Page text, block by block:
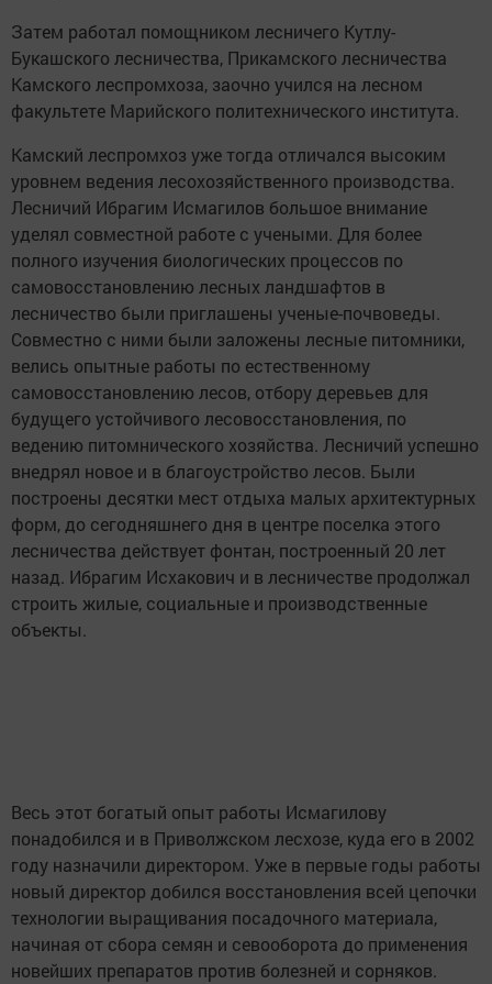
Затем работал помощником лесничего Кутлу-
Букашского лесничества, Прикамского лесничества
Камского леспромхоза, заочно учился на лесном
факультете Марийского политехнического института.
Камский леспромхоз уже тогда отличался высоким
уровнем ведения лесохозяйственного производства.
Лесничий Ибрагим Исмагилов большое внимание
уделял совместной работе с учеными. Для более
полного изучения биологических процессов по
самовосстановлению лесных ландшафтов в
лесничество были приглашены ученые-почвоведы.
Совместно с ними были заложены лесные питомники,
велись опытные работы по естественному
самовосстановлению лесов, отбору деревьев для
будущего устойчивого лесовосстановления, по
ведению питомнического хозяйства. Лесничий успешно
внедрял новое и в благоустройство лесов. Были
построены десятки мест отдыха малых архитектурных
форм, до сегодняшнего дня в центре поселка этого
лесничества действует фонтан, построенный 20 лет
назад. Ибрагим Исхакович и в лесничестве продолжал
строить жилые, социальные и производственные
объекты.
Весь этот богатый опыт работы Исмагилову
понадобился и в Приволжском лесхозе, куда его в 2002
году назначили директором. Уже в первые годы работы
новый директор добился восстановления всей цепочки
технологии выращивания посадочного материала,
начиная от сбора семян и севооборота до применения
новейших препаратов против болезней и сорняков.